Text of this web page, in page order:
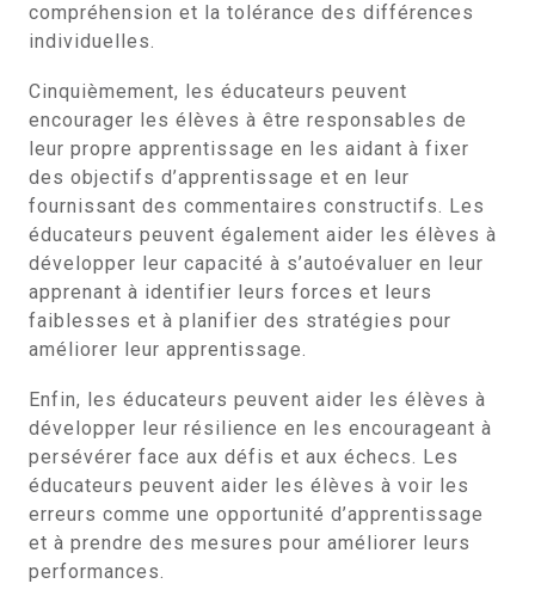
compréhension et la tolérance des différences
individuelles.
Cinquièmement, les éducateurs peuvent
encourager les élèves à être responsables de
leur propre apprentissage en les aidant à fixer
des objectifs d’apprentissage et en leur
fournissant des commentaires constructifs. Les
éducateurs peuvent également aider les élèves à
développer leur capacité à s’autoévaluer en leur
apprenant à identifier leurs forces et leurs
faiblesses et à planifier des stratégies pour
améliorer leur apprentissage.
Enfin, les éducateurs peuvent aider les élèves à
développer leur résilience en les encourageant à
persévérer face aux défis et aux échecs. Les
éducateurs peuvent aider les élèves à voir les
erreurs comme une opportunité d’apprentissage
et à prendre des mesures pour améliorer leurs
performances.